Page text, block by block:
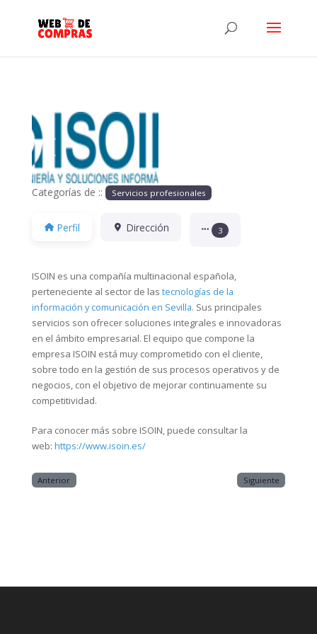
Anterior
Categorías de :: Servicios profesionales
Perfil Dirección 3
ISOIN es una compañía multinacional española,
perteneciente al sector de las tecnologías de la
información y comunicación en Sevilla. Sus principales
servicios son ofrecer soluciones integrales e innovadoras
en el ámbito empresarial. El equipo que compone la
empresa ISOIN está muy comprometido con el cliente,
sobre todo en la gestión de sus procesos operativos y de
negocios, con el objetivo de mejorar continuamente su
competitividad.
Para conocer más sobre ISOIN, puede consultar la
web: https://www.isoin.es/
Anterior Siguiente